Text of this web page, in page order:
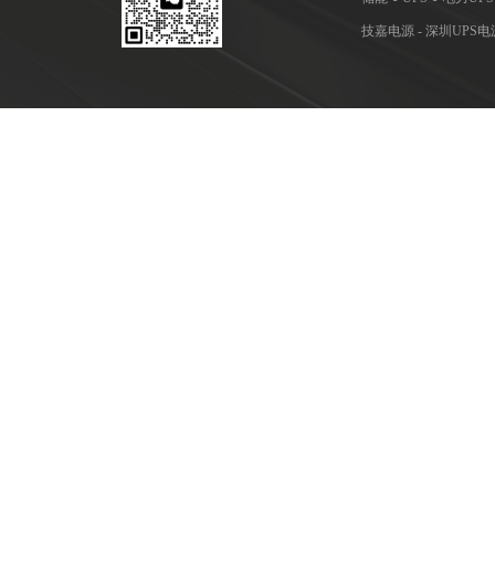
技嘉电源 - 深圳UPS